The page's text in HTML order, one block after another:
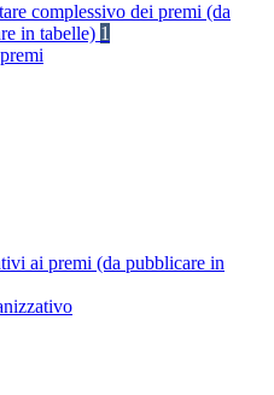
complessivo dei premi (da
in tabelle) 1
ai premi (da pubblicare in